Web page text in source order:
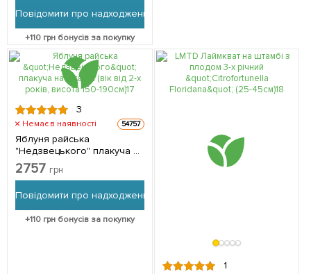
Повідомити про надходження
+110 грн бонусів за покупку
3
Немає в наявності 54757
Яблуня райська
"Недзвецького" плакуча на
штамбі (вік від 2-х років,
висота 150-190см) 1
2757 грн
Повідомити про надходження
+110 грн бонусів за покупку
1